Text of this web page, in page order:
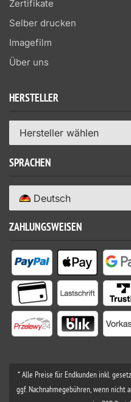
Zertifikate
Selber drucken
Imagefilm
Über uns
HERSTELLER
Hersteller wählen
SPRACHEN
Deutsch
ZAHLUNGSWEISEN
* Alle Preise für Endkunden inkl.
ggf. Nachnahmegebühren, wenn nicht